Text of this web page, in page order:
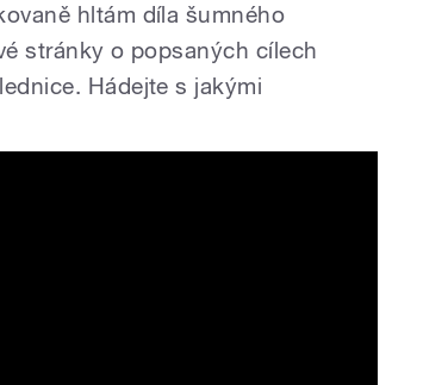
hltám díla šumného
stránky o popsaných cílech
Hádejte s jakými